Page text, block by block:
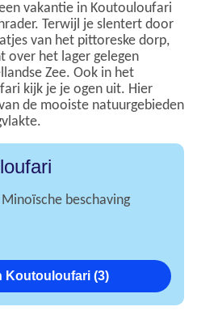
vakantie in Koutouloufari
Terwijl je slentert door
van het pittoreske dorp,
over het lager gelegen
Zee. Ook in het
kijk je je ogen uit. Hier
de mooiste natuurgebieden
beschaving
Koutouloufari (3)